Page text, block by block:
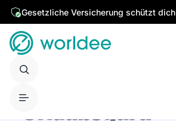
Gesetzliche Versicherung schützt dich